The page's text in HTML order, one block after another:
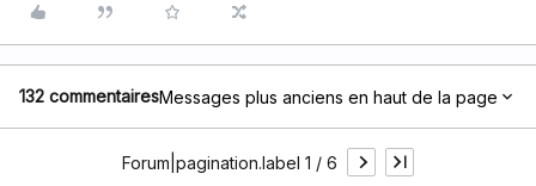
132 commentairesMessages plus anciens en haut de la page
Forum|pagination.label 1 / 6